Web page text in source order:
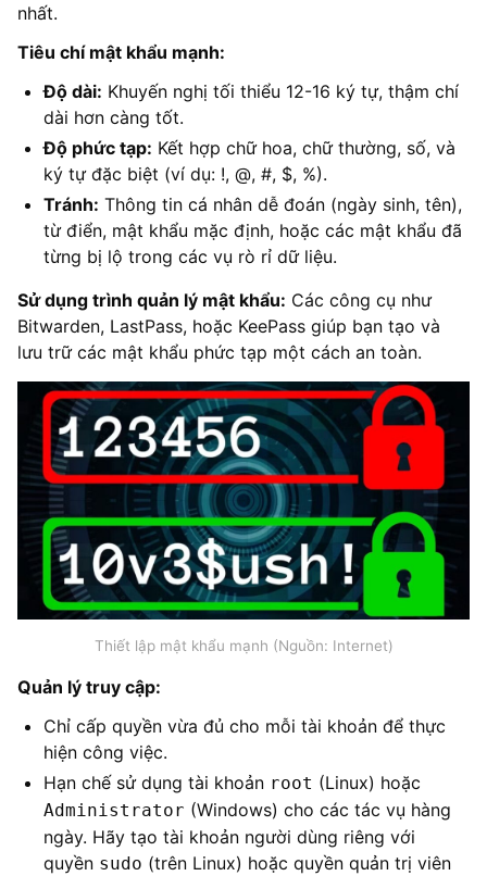
nhất.
Tiêu chí mật khẩu mạnh:
Độ dài: Khuyến nghị tối thiểu 12-16 ký tự, thậm chí
dài hơn càng tốt.
Độ phức tạp: Kết hợp chữ hoa, chữ thường, số, và
ký tự đặc biệt (ví dụ: !, @, #, $, %).
Tránh: Thông tin cá nhân dễ đoán (ngày sinh, tên),
từ điển, mật khẩu mặc định, hoặc các mật khẩu đã
từng bị lộ trong các vụ rò rỉ dữ liệu.
Sử dụng trình quản lý mật khẩu: Các công cụ như
Bitwarden, LastPass, hoặc KeePass giúp bạn tạo và
lưu trữ các mật khẩu phức tạp một cách an toàn.
Thiết lập mật khẩu mạnh (Nguồn: Internet)
Quản lý truy cập:
Chỉ cấp quyền vừa đủ cho mỗi tài khoản để thực
hiện công việc.
Hạn chế sử dụng tài khoản root (Linux) hoặc
Administrator (Windows) cho các tác vụ hàng
ngày. Hãy tạo tài khoản người dùng riêng với
quyền sudo (trên Linux) hoặc quyền quản trị viên